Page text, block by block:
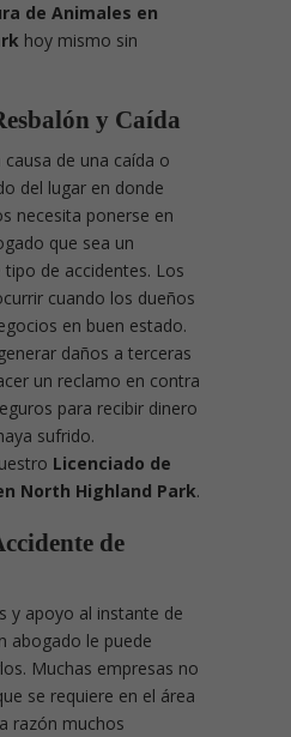
de Animales en
hoy mismo sin
y Caída
de una caída o
del lugar en donde
necesita ponerse en
que sea un
de accidentes. Los
cuando los dueños
en buen estado.
daños a terceras
un reclamo en contra
para recibir dinero
sufrido.
Licenciado de
North Highland Park.
de
y apoyo al instante de
abogado le puede
Muchas empresas no
se requiere en el área
razón muchos